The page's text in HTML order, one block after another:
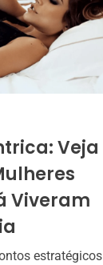
Veja
Viveram
estratégicos